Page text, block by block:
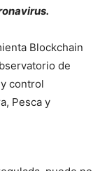
Blockchain
de
control
Pesca y